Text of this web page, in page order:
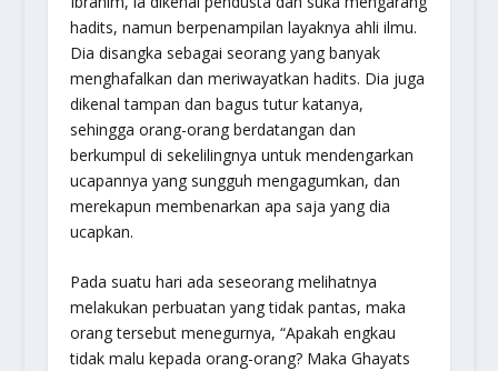
hadits, namun berpenampilan layaknya ahli ilmu.
Dia disangka sebagai seorang yang banyak
menghafalkan dan meriwayatkan hadits. Dia juga
dikenal tampan dan bagus tutur katanya,
sehingga orang-orang berdatangan dan
berkumpul di sekelilingnya untuk mendengarkan
ucapannya yang sungguh mengagumkan, dan
merekapun membenarkan apa saja yang dia
ucapkan.
Pada suatu hari ada seseorang melihatnya
melakukan perbuatan yang tidak pantas, maka
orang tersebut menegurnya, “Apakah engkau
tidak malu kepada orang-orang? Maka Ghayats